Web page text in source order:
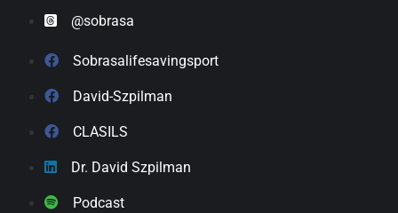
@sobrasa
Sobrasalifesavingsport
David-Szpilman
CLASILS
Dr. David Szpilman
Podcast